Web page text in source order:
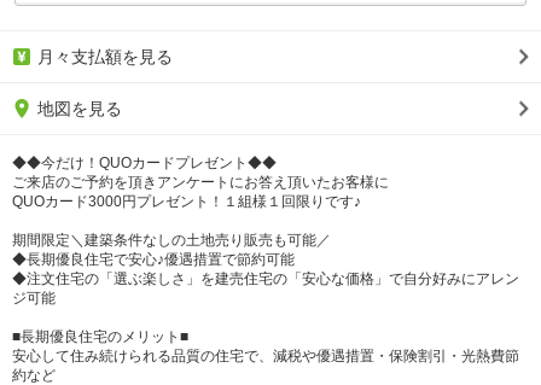
月々支払額を見る
地図を見る
◆◆今だけ！QUOカードプレゼント◆◆
ご来店のご予約を頂きアンケートにお答え頂いたお客様に
QUOカード3000円プレゼント！１組様１回限りです♪
期間限定＼建築条件なしの土地売り販売も可能／
◆長期優良住宅で安心♪優遇措置で節約可能
◆注文住宅の「選ぶ楽しさ」を建売住宅の「安心な価格」で自分好みにアレン
ジ可能
■長期優良住宅のメリット■
安心して住み続けられる品質の住宅で、減税や優遇措置・保険割引・光熱費節
約など